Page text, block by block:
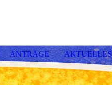
ANTRÄGE AKTUELLES